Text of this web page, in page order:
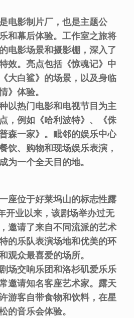
电影制片厂，也是主题公
和幕后体验。工作室之旅将
电影场景和摄影棚，深入了
效。亮点包括《惊魂记》中
大白鲨》的场景，以及身临
》体验。
以热门电影和电视节目为主
，例如《哈利波特》、《侏
森一家》。毗邻的娱乐中心
饮、购物和现场娱乐表演，
为一个全天目的地。
座位于好莱坞山的标志性露
开业以来，该剧场举办过无
邀请了来自不同流派的艺术
的乐队表演场地和优美的环
观众最喜爱的场所。
场交响乐团和洛杉矶爱乐乐
邀请知名客座艺术家。露天
游客自带食物和饮料，在星
的音乐会体验。